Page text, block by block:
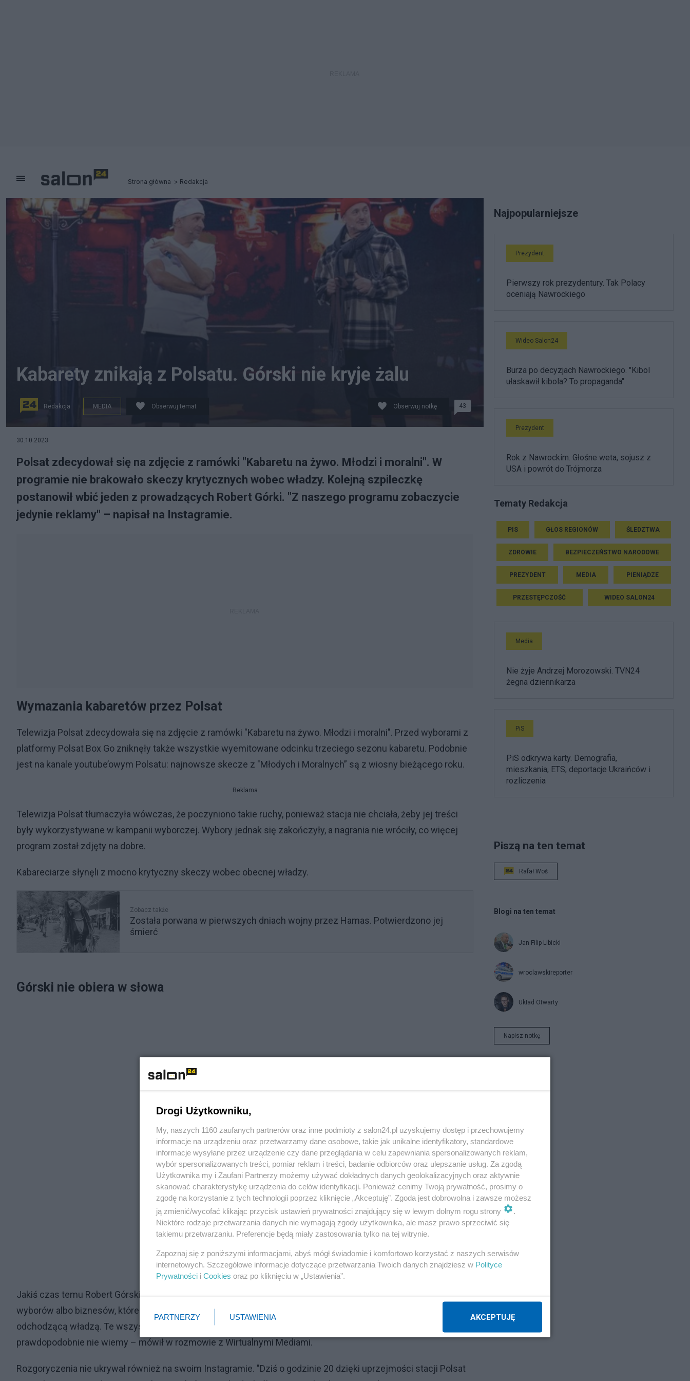
Strona główna Redakcja
Kabarety znikają z Polsatu. Górski nie kryje żalu
Redakcja MEDIA Obserwuj temat Obserwuj notkę 43
30.10.2023
Polsat zdecydował się na zdjęcie z ramówki "Kabaretu na żywo. Młodzi i moralni". W
programie nie brakowało skeczy krytycznych wobec władzy. Kolejną szpileczkę
postanowił wbić jeden z prowadzących Robert Górki. "Z naszego programu zobaczycie
jedynie reklamy" – napisał na Instagramie.
Wymazania kabaretów przez Polsat
Telewizja Polsat zdecydowała się na zdjęcie z ramówki "Kabaretu na żywo. Młodzi i moralni". Przed wyborami z
platformy Polsat Box Go zniknęły także wszystkie wyemitowane odcinku trzeciego sezonu kabaretu. Podobnie
jest na kanale youtube’owym Polsatu: najnowsze skecze z "Młodych i Moralnych” są z wiosny bieżącego roku.
Reklama
Telewizja Polsat tłumaczyła wówczas, że poczyniono takie ruchy, ponieważ stacja nie chciała, żeby jej treści
były wykorzystywane w kampanii wyborczej. Wybory jednak się zakończyły, a nagrania nie wróciły, co więcej
program został zdjęty na dobre.
Kabareciarze słynęli z mocno krytyczny skeczy wobec obecnej władzy.
Zobacz także
Została porwana w pierwszych dniach wojny przez Hamas. Potwierdzono jej
śmierć
Górski nie obiera w słowa
Jakiś czas temu Robert Górski skomentował decyzję Polsatu i wskazał przyczynę. – Sądzę, że to efekt
wyborów albo biznesów, które prowadzi prezes Solorz (Zygmunt Solorz, właściciel Polsatu - red.) z właśnie
odchodzącą władzą. Te wszystkie nerwowe, niezborne ruchy są podyktowane biznesami, o których
prawdopodobnie nie wiemy – mówił w rozmowie z Wirtualnymi Mediami.
Rozgoryczenia nie ukrywał również na swoim Instagramie. "Dziś o godzinie 20 dzięki uprzejmości stacji Polsat
Najpopularniejsze
Prezydent
Pierwszy rok prezydentury. Tak Polacy
oceniają Nawrockiego
Wideo Salon24
Burza po decyzjach Nawrockiego. "Kibol
ułaskawił kibola? To propaganda"
Prezydent
Rok z Nawrockim. Głośne weta, sojusz z
USA i powrót do Trójmorza
Tematy Redakcja
PIS GŁOS REGIONÓW ŚLEDZTWA
ZDROWIE BEZPIECZEŃSTWO NARODOWE
PREZYDENT MEDIA PIENIĄDZE
PRZESTĘPCZOŚĆ WIDEO SALON24
Media
Nie żyje Andrzej Morozowski. TVN24
żegna dziennikarza
PiS
PiS odkrywa karty. Demografia,
mieszkania, ETS, deportacje Ukraińców i
rozliczenia
Piszą na ten temat
Rafał Woś
Blogi na ten temat
Jan Filip Libicki
wroclawskireporter
Układ Otwarty
Napisz notkę
Drogi Użytkowniku,
My, naszych 1160 zaufanych partnerów oraz inne podmioty z salon24.pl uzyskujemy dostęp i przechowujemy
informacje na urządzeniu oraz przetwarzamy dane osobowe, takie jak unikalne identyfikatory, standardowe
informacje wysyłane przez urządzenie czy dane przeglądania w celu zapewniania spersonalizowanych reklam,
wybór spersonalizowanych treści, pomiar reklam i treści, badanie odbiorców oraz ulepszanie usług. Za zgodą
Użytkownika my i Zaufani Partnerzy możemy używać dokładnych danych geolokalizacyjnych oraz aktywnie
skanować charakterystykę urządzenia do celów identyfikacji. Ponieważ cenimy Twoją prywatność, prosimy o
zgodę na korzystanie z tych technologii poprzez kliknięcie „Akceptuję”. Zgoda jest dobrowolna i zawsze możesz
ją zmienić/wycofać klikając przycisk ustawień prywatności znajdujący się w lewym dolnym rogu strony
.
Niektóre rodzaje przetwarzania danych nie wymagają zgody użytkownika, ale masz prawo sprzeciwić się
takiemu przetwarzaniu. Preferencje będą miały zastosowania tylko na tej witrynie.
Zapoznaj się z poniższymi informacjami, abyś mógł świadomie i komfortowo korzystać z naszych serwisów
internetowych. Szczegółowe informacje dotyczące przetwarzania Twoich danych znajdziesz w Polityce
Prywatności i Cookies oraz po kliknięciu w „Ustawienia”.
PARTNERZY USTAWIENIA AKCEPTUJĘ